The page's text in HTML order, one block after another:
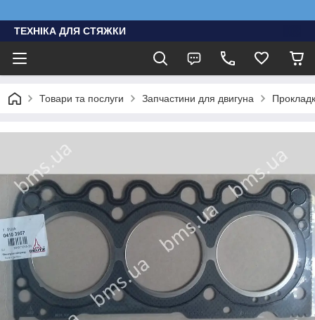
ТЕХНІКА ДЛЯ СТЯЖКИ
Товари та послуги Запчастини для двигуна